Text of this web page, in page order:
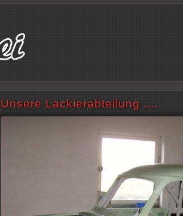
Unsere Lackierabteilung ....